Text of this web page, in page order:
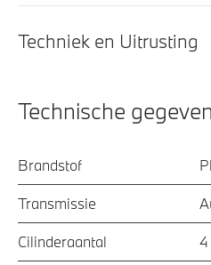
Techniek en Uitrusting
Technische
Brandstof
Transmissie
Cilinderaantal 4